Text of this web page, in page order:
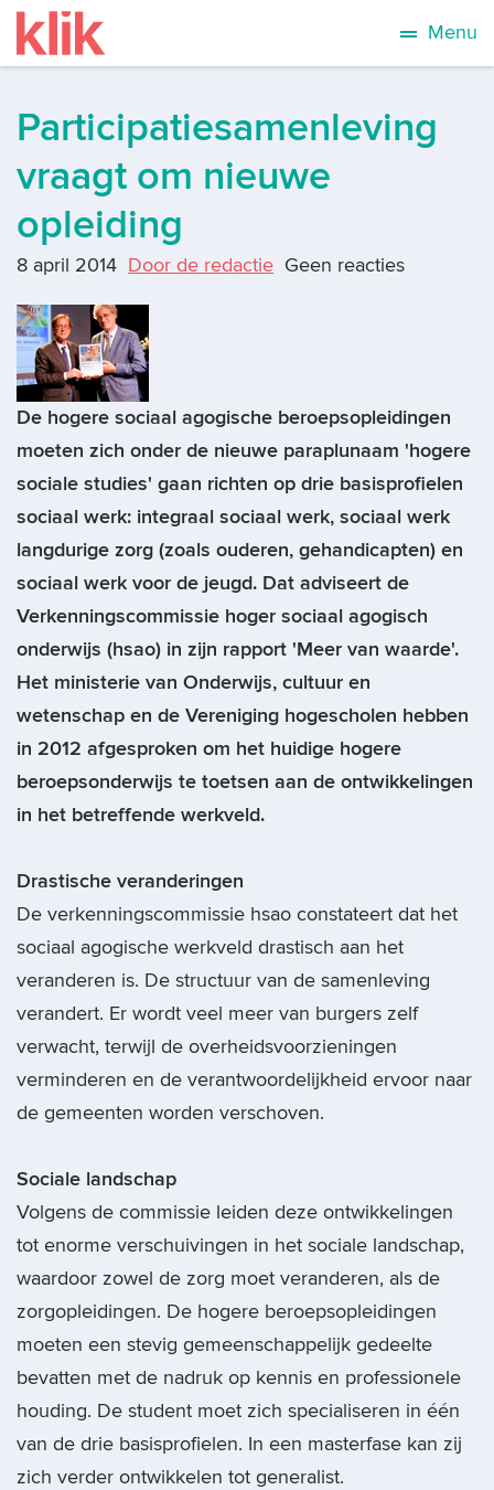
Menu
Participatiesamenleving
vraagt om nieuwe
opleiding
8 april 2014 Door de redactie Geen reacties
De hogere sociaal agogische beroepsopleidingen
moeten zich onder de nieuwe paraplunaam 'hogere
sociale studies' gaan richten op drie basisprofielen
sociaal werk: integraal sociaal werk, sociaal werk
langdurige zorg (zoals ouderen, gehandicapten) en
sociaal werk voor de jeugd. Dat adviseert de
Verkenningscommissie hoger sociaal agogisch
onderwijs (hsao) in zijn rapport 'Meer van waarde'.
Het ministerie van Onderwijs, cultuur en
wetenschap en de Vereniging hogescholen hebben
in 2012 afgesproken om het huidige hogere
beroepsonderwijs te toetsen aan de ontwikkelingen
in het betreffende werkveld.
Drastische veranderingen
De verkenningscommissie hsao constateert dat het
sociaal agogische werkveld drastisch aan het
veranderen is. De structuur van de samenleving
verandert. Er wordt veel meer van burgers zelf
verwacht, terwijl de overheidsvoorzieningen
verminderen en de verantwoordelijkheid ervoor naar
de gemeenten worden verschoven.
Sociale landschap
Volgens de commissie leiden deze ontwikkelingen
tot enorme verschuivingen in het sociale landschap,
waardoor zowel de zorg moet veranderen, als de
zorgopleidingen. De hogere beroepsopleidingen
moeten een stevig gemeenschappelijk gedeelte
bevatten met de nadruk op kennis en professionele
houding. De student moet zich specialiseren in één
van de drie basisprofielen. In een masterfase kan zij
zich verder ontwikkelen tot generalist.